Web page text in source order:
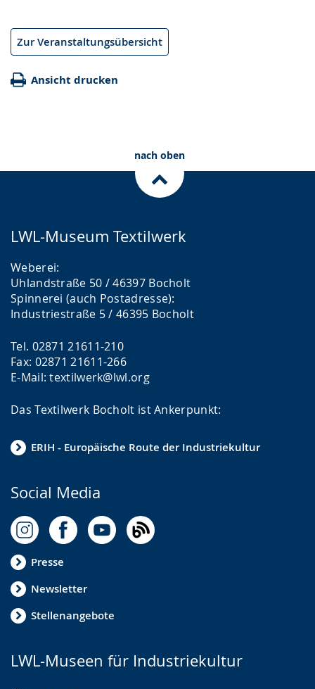
Zur Veranstaltungsübersicht
Ansicht drucken
nach oben
LWL-Museum Textilwerk
Weberei:
Uhlandstraße 50 / 46397 Bocholt
Spinnerei (auch Postadresse):
Industriestraße 5 / 46395 Bocholt
Tel. 02871 21611-210
Fax: 02871 21611-266
E-Mail: textilwerk@lwl.org
Das Textilwerk Bocholt ist Ankerpunkt:
ERIH - Europäische Route der Industriekultur
Social Media
Presse
Newsletter
Stellenangebote
LWL-Museen für Industriekultur